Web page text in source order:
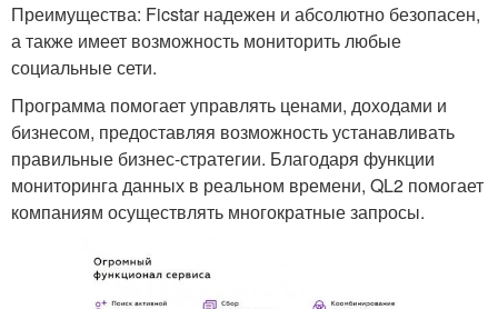
Преимущества: Ficstar надежен и абсолютно безопасен,
а также имеет возможность мониторить любые
социальные сети.
Программа помогает управлять ценами, доходами и
бизнесом, предоставляя возможность устанавливать
правильные бизнес-стратегии. Благодаря функции
мониторинга данных в реальном времени, QL2 помогает
компаниям осуществлять многократные запросы.